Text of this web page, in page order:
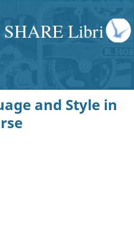
SHARE Libri
and Style in